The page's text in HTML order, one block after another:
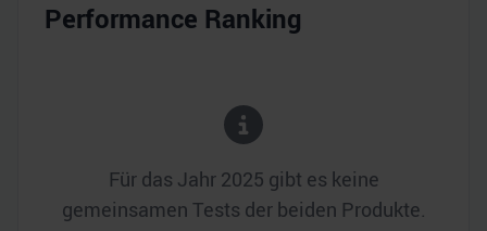
Performance Ranking
Für das Jahr 2025 gibt es keine
gemeinsamen Tests der beiden Produkte.